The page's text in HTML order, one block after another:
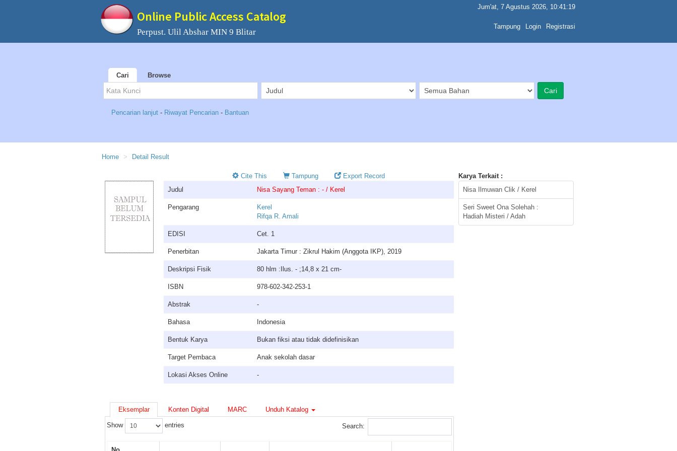
Online Public Access Catalog
Perpust. Ulil Abshar MIN 9 Blitar
Jum'at, 7 Agustus 2026, 10:41:19
Tampung Login Registrasi
Cari Browse
Pencarian lanjut - Riwayat Pencarian - Bantuan
Home Detail Result
Cite This Tampung
Export Record
Judul
Nisa Sayang Teman : - / Kerel
Pengarang
Kerel
Rifqa R. Amali
EDISI Cet. 1
Penerbitan Jakarta Timur : Zikrul Hakim (Anggota IKP), 2019
Deskripsi Fisik 80 hlm :Ilus. - ;14,8 x 21 cm-
ISBN 978-602-342-253-1
Abstrak -
Bahasa Indonesia
Bentuk Karya Bukan fiksi atau tidak didefinisikan
Target Pembaca Anak sekolah dasar
Lokasi Akses Online -
Eksemplar Konten Digital MARC Unduh Katalog
Show entries Search:
Karya Terkait :
Nisa Ilmuwan Clik / Kerel
Seri Sweet Ona Solehah :
Hadiah Misteri / Adah